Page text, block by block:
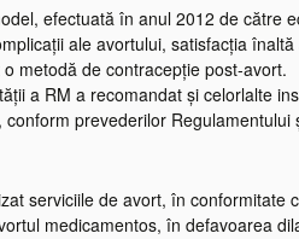
efectuată în anul 2012 de către
ale avortului, satisfacția înaltă
metodă de contracepție post-avort.
a RM a recomandat și celorlalte
prevederilor Regulamentului
serviciile de avort, în conformitate
medicamentos, în defavoarea